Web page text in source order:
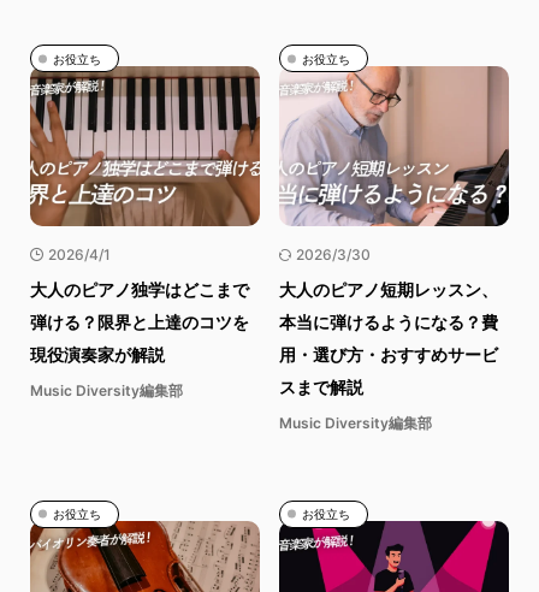
お役立ち
2026/4/1
大人のピアノ独学はどこまで
弾ける？限界と上達のコツを
現役演奏家が解説
Music Diversity編集部
お役立ち
2026/3/30
大人のピアノ短期レッスン、
本当に弾けるようになる？費
用・選び方・おすすめサービ
スまで解説
Music Diversity編集部
お役立ち お役立ち